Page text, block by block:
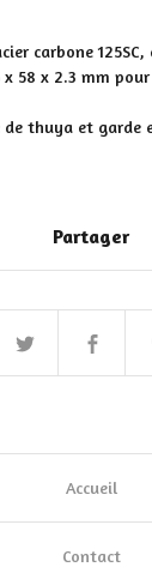
carbone 125SC,
x 58 x 2.3 mm
de thuya et garde
Partager
Accueil
Contact